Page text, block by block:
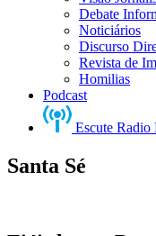
Debate
Noticiários
Discurso
Revista de
Homilias
Podcast
Escute Radio
Santa Sé